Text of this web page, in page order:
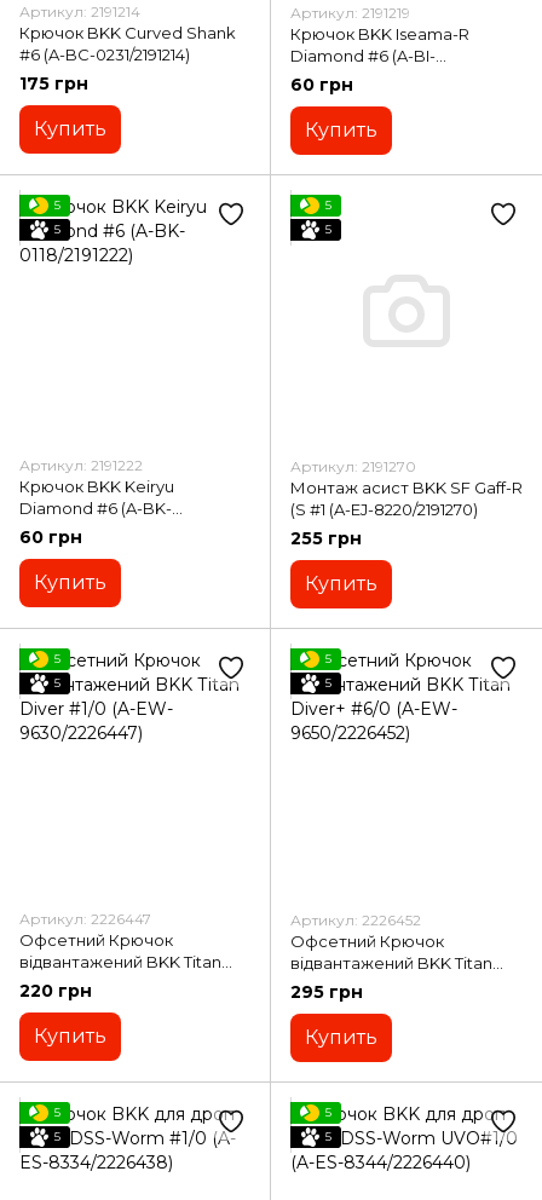
Артикул: 2191214
Крючок BKK Curved Shank
#6 (A-BC-0231/2191214)
175 грн
Купить
Артикул: 2191219
Крючок BKK Iseama-R
Diamond #6 (A-BI-
0216/2191219)
60 грн
Купить
5
5
Артикул: 2191222
Крючок BKK Keiryu
Diamond #6 (A-BK-
0118/2191222)
60 грн
Купить
5
5
Артикул: 2191270
Монтаж асист BKK SF Gaff-R
(S #1 (A-EJ-8220/2191270)
255 грн
Купить
5
5
Артикул: 2226447
Офсетний Крючок
відвантажений BKK Тitan
Diver #1/0 (A-EW-
9630/2226447)
220 грн
Купить
5
5
Артикул: 2226452
Офсетний Крючок
відвантажений BKK Тitan
Diver+ #6/0 (A-EW-
9650/2226452)
295 грн
Купить
5
5
5
5